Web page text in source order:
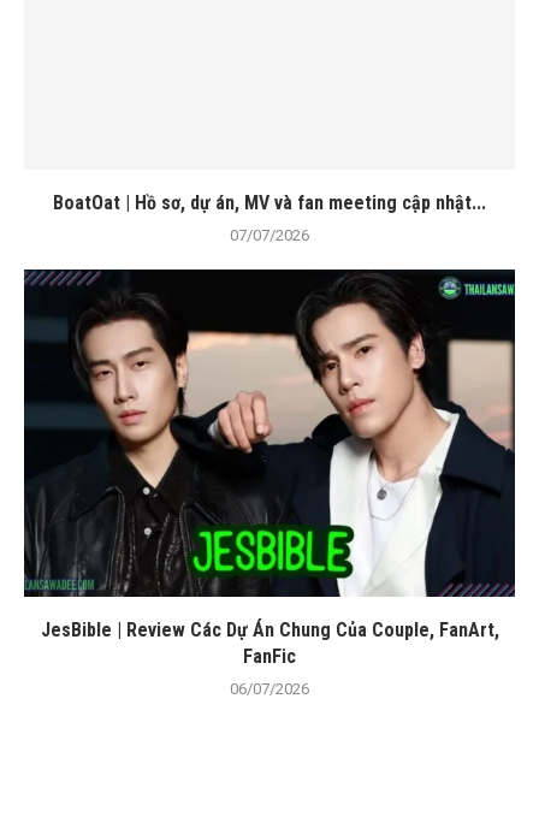
BoatOat | Hồ sơ, dự án, MV và fan meeting cập nhật...
07/07/2026
JesBible | Review Các Dự Án Chung Của Couple, FanArt,
FanFic
06/07/2026